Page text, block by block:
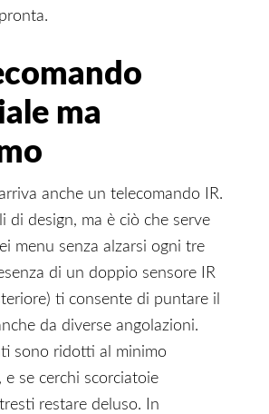
ma
anche un telecomando IR.
di design, ma è ciò che serve
menu senza alzarsi ogni tre
di un doppio sensore IR
ti consente di puntare il
da diverse angolazioni.
sono ridotti al minimo
e se cerchi scorciatoie
restare deluso. In